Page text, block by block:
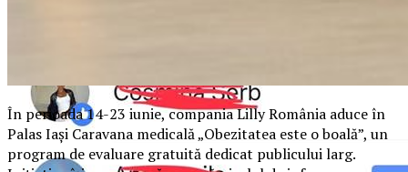
În perioada 14-23 iunie, compania Lilly România aduce în
Palas Iași Caravana medicală „Obezitatea este o boală”, un
program de evaluare gratuită dedicat publicului larg.